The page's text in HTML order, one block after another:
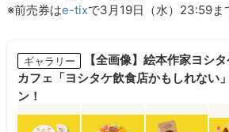
※前売券はe-tixで3月19日（水）23:59ま
ギャラリー
【全画像】絵本作家ヨシ
カフェ「ヨシタケ飲食店かもしれない
ン！